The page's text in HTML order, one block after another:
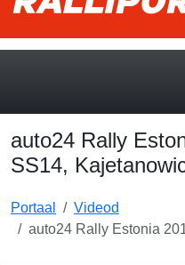
auto24 Rally
SS14,
Portaal
Videod
auto24 Rally Estonia